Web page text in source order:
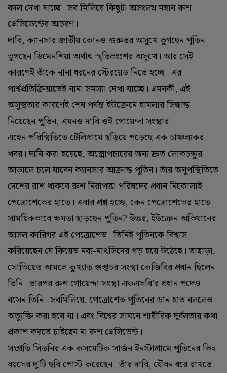
বদল দেখা যাচ্ছে। সব মিলিয়ে কিছুটা অসংলগ্ন মহান রুশ
প্রেসিডেন্টের আচরণ।
দাবি, ক্যানসার জাতীয় কোনও গুরুতর অসুখে ভুগছেন পুতিন।
ভুগছেন ডিমেনশিয়া অর্থাৎ স্মৃতিভ্রংশের অসুখে। আর সেই
কারণেই তাঁকে নানা ধরনের স্টেরয়েড নিতে হচ্ছে। এর
পার্শ্বপ্রতিক্রিয়াতেই নানা সমস্যা দেখা যাচ্ছে। এমনকী, এই
অসুস্থতার কারণেই শেষ পর্যন্ত ইউক্রেনে হামলার সিদ্ধান্ত
নিয়েছেন পুতিন, এমনও দাবি ওই গোয়েন্দা সংস্থার।
এহেন পরিস্থিতিতে টেলিগ্রামে ছড়িয়ে পড়েছে এক চাঞ্চল্যকর
খবর। দাবি করা হয়েছে, অস্ত্রোপচারের জন্য দ্রুত লোকচক্ষুর
আড়ালে চলে যাবেন ক্যানসার আক্রান্ত পুতিন। তাঁর অনুপস্থিতিতে
দেশের রাশ থাকবে রুশ নিরাপত্তা পরিষদের প্রধান নিকোলাই
পেত্রোশেভের হাতে। এবার প্রশ্ন হচ্ছে, কেন পেত্রোশেভের হাতে
সাময়িকভাবে ক্ষমতা ছাড়ছেন পুতিন? উত্তর, ইউক্রেন অভিযানের
আসল কারিগর এই পেত্রোশেভ। তিনিই পুতিনকে বিশ্বাস
করিয়েছেন যে কিয়েভ নব্য-নাৎসিদের গড় হয়ে উঠেছে। তাছাড়া,
সোভিয়েত আমলে কুখ্যাত গুপ্তচর সংস্থা কেজিবির প্রধান ছিলেন
তিনি। তারপর রুশ গোয়েন্দা সংস্থা এফএসবি’র প্রধান পদেও
বসেন তিনি। সবমিলিয়ে, পেত্রোশেভ পুতিনের ডান হাত বললেও
অত্যুক্তি করা হবে না। এবং বিশ্বের সামনে শারীরিক দুর্বলতার কথা
প্রকাশ করতে চাইছেন না রুশ প্রেসিডেন্ট।
সম্প্রতি সিডনির এক কসমেটিক সার্জন ইনস্টাগ্রামে পুতিনের ভিন্ন
বয়সের দু’টি ছবি পোস্ট করেছেন। তাঁর দাবি, যৌবন ধরে রাখতে